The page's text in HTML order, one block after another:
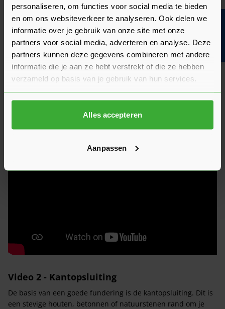
personaliseren, om functies voor social media te bieden
en om ons websiteverkeer te analyseren. Ook delen we
informatie over je gebruik van onze site met onze
partners voor social media, adverteren en analyse. Deze
partners kunnen deze gegevens combineren met andere
informatie die je aan ze hebt verstrekt of die ze hebben
verzameld op basis van je gebruik van hun services.
Alles accepteren
Aanpassen
leggen. Naast betonnen stenen, tegels en muurelementen
kun je ook stapelblokken, traptreden en bloembakken van
beton in je tuin plaatsen. Gebruik je betontegels voor een
pad of oprit, dan moeten de tegels minimaal zes centimeter
dik zijn, anders breken ze.
Video 2 - Kantopsluiting
De basis van een goede fundering is de kantopsluiting. Dit is
een stevige houten, betonnen of natuurstenen rand om je